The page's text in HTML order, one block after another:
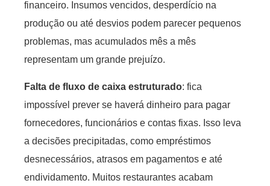
financeiro. Insumos vencidos, desperdício na
produção ou até desvios podem parecer pequenos
problemas, mas acumulados mês a mês
representam um grande prejuízo.
Falta de fluxo de caixa estruturado: fica
impossível prever se haverá dinheiro para pagar
fornecedores, funcionários e contas fixas. Isso leva
a decisões precipitadas, como empréstimos
desnecessários, atrasos em pagamentos e até
endividamento. Muitos restaurantes acabam